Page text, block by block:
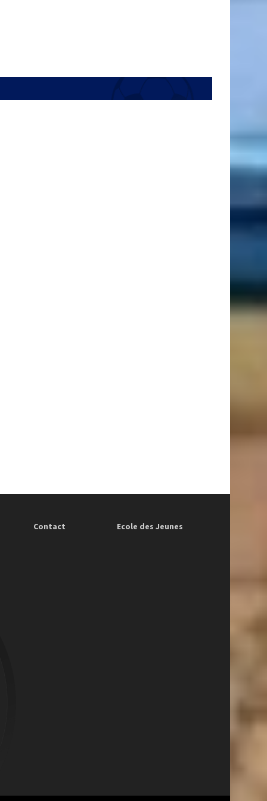
9 Août
Contact Ecole des Jeunes